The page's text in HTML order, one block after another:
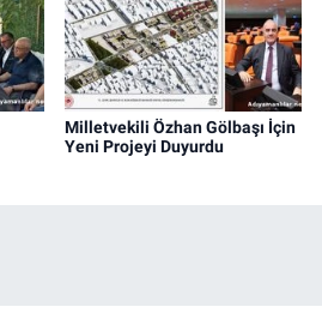
Milletvekili Özhan Gölbaşı İçin
Yeni Projeyi Duyurdu